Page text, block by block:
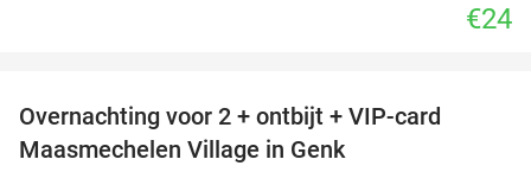
€24
Overnachting voor 2 + ontbijt + VIP-card
Maasmechelen Village in Genk